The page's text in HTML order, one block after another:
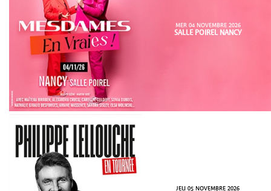
MER 04 NOVEMBRE 2026
SALLE POIREL NANCY
JEU 05 NOVEMBRE 2026